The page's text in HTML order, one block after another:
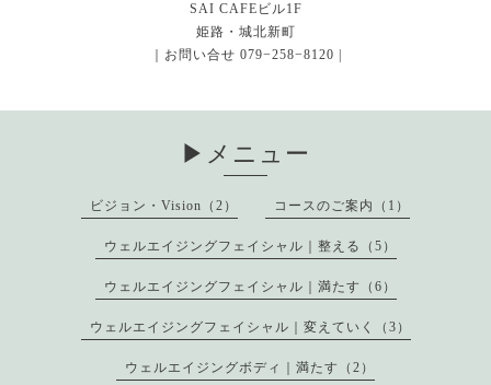
SAI CAFEビル1F
姫路・城北新町
｜お問い合せ 079−258−8120 |
▶︎メニュー
ビジョン・Vision（2） コースのご案内（1）
ウェルエイジングフェイシャル｜整える（5）
ウェルエイジングフェイシャル｜満たす（6）
ウェルエイジングフェイシャル｜変えていく（3）
ウェルエイジングボディ｜満たす（2）